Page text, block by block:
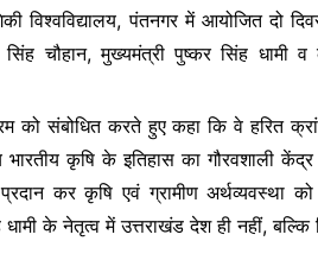
विश्वविद्यालय, पंतनगर में आयोजित दो
चौहान, मुख्यमंत्री पुष्कर सिंह धामी
को संबोधित करते हुए कहा कि वे हरित
भारतीय कृषि के इतिहास का गौरवशाली
कर कृषि एवं ग्रामीण अर्थव्यवस्था
धामी के नेतृत्व में उत्तराखंड देश ही नहीं,